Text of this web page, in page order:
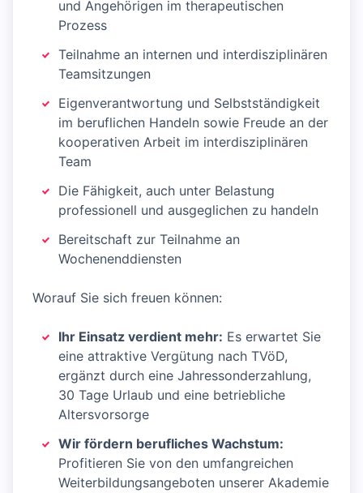
und Angehörigen im therapeutischen
Prozess
Teilnahme an internen und interdisziplinären
Teamsitzungen
Eigenverantwortung und Selbstständigkeit
im beruflichen Handeln sowie Freude an der
kooperativen Arbeit im interdisziplinären
Team
Die Fähigkeit, auch unter Belastung
professionell und ausgeglichen zu handeln
Bereitschaft zur Teilnahme an
Wochenenddiensten
Worauf Sie sich freuen können:
Ihr Einsatz verdient mehr: Es erwartet Sie
eine attraktive Vergütung nach TVöD,
ergänzt durch eine Jahressonderzahlung,
30 Tage Urlaub und eine betriebliche
Altersvorsorge
Wir fördern berufliches Wachstum:
Profitieren Sie von den umfangreichen
Weiterbildungsangeboten unserer Akademie